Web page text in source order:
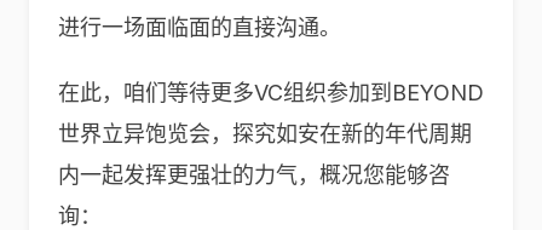
进行一场面临面的直接沟通。
在此，咱们等待更多VC组织参加到BEYOND
世界立异饱览会，探究如安在新的年代周期
内一起发挥更强壮的力气，概况您能够咨
询：